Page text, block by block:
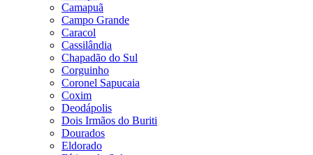
Camapuã
Campo Grande
Caracol
Cassilândia
Chapadão do Sul
Corguinho
Coronel Sapucaia
Coxim
Deodápolis
Dois Irmãos do Buriti
Dourados
Eldorado